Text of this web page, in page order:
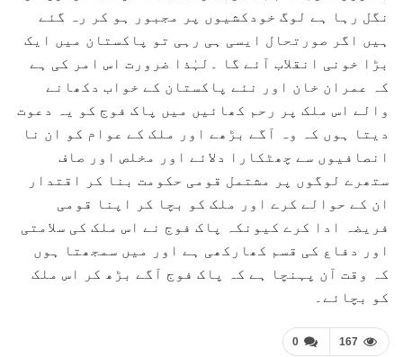
نگل رہا ہے لوگ خودکشیوں پر مجبور ہو کر رہ گئے
ہیں اگر صورتحال ایسی ہی رہی تو پاکستان میں ایک
بڑا خونی انقلاب آئے گا ۔لہٰذا ضرورت اس امر کی ہے
کہ عمران خان اور نئے پاکستان کے خواب دکھانے
والے اس ملک پر رحم کھائیں میں پاک فوج کو یہ دعوت
دیتا ہوں کہ وہ آگے بڑھے اور ملک کے عوام کو ان نا
انصافیوں سے چھٹکارا دلائے اور مخلص اور صاف
ستھرے لوگوں پر مشتمل قومی حکومت بنا کر اقتدار
ان کے حوالے کرے اور ملک کو بچا کر اپنا قومی
فریضہ ادا کرے کیونکہ پاک فوج نے اس ملک کی سلامتی
اور دفاع کی قسم کھارکھی ہے اور میں سمجھتا ہوں
کہ وقت آن پہنچا ہے کہ پاک فوج آگے بڑھ کر اس ملک
کو بچائے۔
0 167